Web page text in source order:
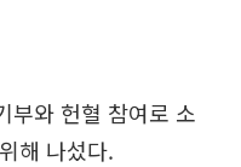
부와 헌혈 참여로 소
해 나섰다.